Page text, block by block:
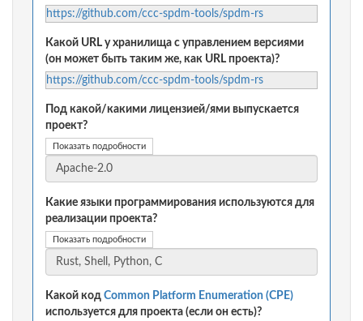
https://github.com/ccc-spdm-tools/spdm-rs
Какой URL у хранилища с управлением версиями
(он может быть таким же, как URL проекта)?
https://github.com/ccc-spdm-tools/spdm-rs
Под какой/какими лицензией/ями выпускается
проект?
Показать подробности
Какие языки программирования используются для
реализации проекта?
Показать подробности
Какой код Common Platform Enumeration (CPE)
используется для проекта (если он есть)?